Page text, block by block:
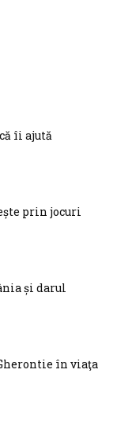
îi ajută
prin jocuri
și darul
în viaţa